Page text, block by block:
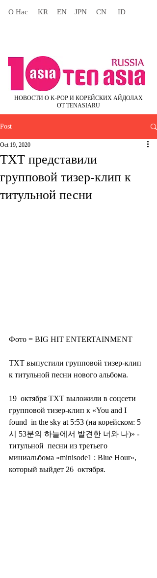
О Нас KR EN JPN CN ID
НОВОСТИ О K-POP И КОРЕЙСКИХ АЙДОЛАХ
ОТ TENASIARU
Post
TXT представили
групповой тизер-клип к
титульной песни
Oct 19, 2020
Фото = BIG HIT ENTERTAINMENT
TXT выпустили групповой тизер-клип
к титульной песни нового альбома.
19  октября TXT выложили в соцсети
групповой тизер-клип к «You and I
found  in the sky at 5:53 (на корейском: 5
시 53분의 하늘에서 발견한 너와 나)» -
титульной  песни из третьего
миниальбома «minisode1 : Blue Hour»,
который выйдет 26  октября.